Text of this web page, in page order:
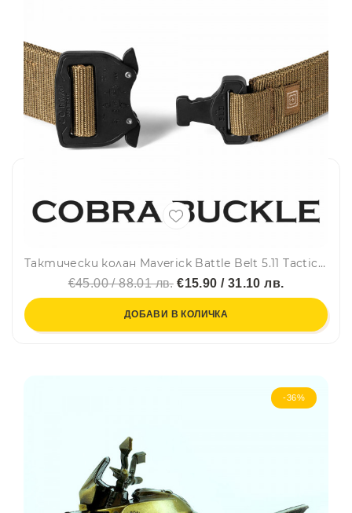
Тактически колан Maverick Battle Belt 5.11 Tactical BEIGE, модел 56664, найлонова лента TAC-LAM, катарама COBRA
€45.00 / 88.01 лв.€15.90 / 31.10 лв.
ДОБАВИ В КОЛИЧКА
-36%